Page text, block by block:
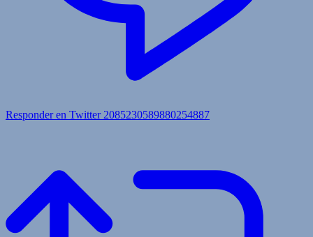
Responder en Twitter 2085230589880254887